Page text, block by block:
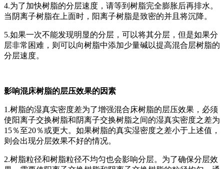
4.为了加快树脂的分层速度，请等到树脂完全膨胀后再排水。
当阴离子树脂在上面时，阳离子树脂是致密的并且将沉降。
5.如果一次不能发现明显的分层，可以将其分层，但是如果分
层非常困难，则可以向树脂中添加少量碱以提高混合层树脂的
分层速度。
影响混床树脂的层压效果的因素
1.树脂的湿真实密度差为了增强混合床树脂的层压效果，必须
使阳离子交换树脂和阴离子交换树脂之间的湿真实密度之差为
15％至20％或更大。如果树脂的真实湿密度之差小于上述值，
则会出现分层效果不好的情况。
2.树脂粒径和树脂粒径不均匀也会影响分层。为了确保分层效